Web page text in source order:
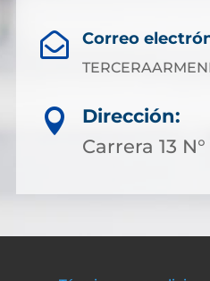
 Correo

Dirección:
Carrera 13 N°